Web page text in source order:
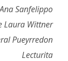
Sanfelippo
Laura Wittner
Pueyrredon
Lecturita